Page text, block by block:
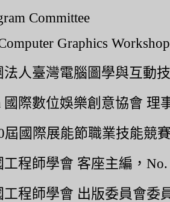
Committee
Graphics
法人臺灣電腦圖學與互動
國際數位娛樂創意協會 理
屆國際展能節職業技能競
工程師學會 客座主編，
工程師學會 出版委員會委